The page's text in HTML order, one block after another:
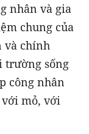
nhân và gia
chung của
và chính
trường sống
công nhân
mỏ, với